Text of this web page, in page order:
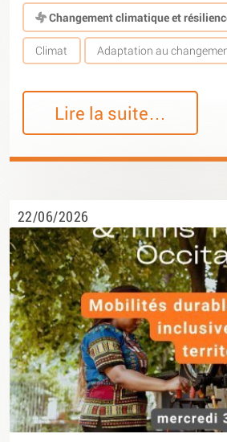
Changement climatique et
Climat Adaptation au
Lire la suite…
22/06/2026